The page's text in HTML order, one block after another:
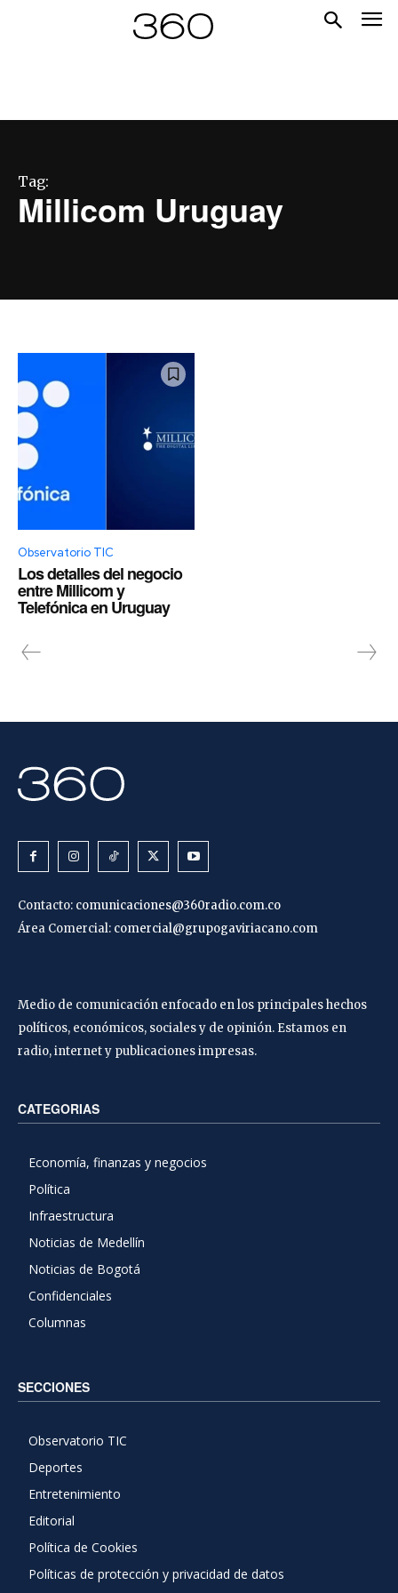
Tag:
Millicom Uruguay
Observatorio TIC
Los detalles del negocio
entre Millicom y
Telefónica en Uruguay
Contacto: comunicaciones@360radio.com.co
Área Comercial: comercial@grupogaviriacano.com
Medio de comunicación enfocado en los principales hechos
políticos, económicos, sociales y de opinión. Estamos en
radio, internet y publicaciones impresas.
CATEGORIAS
Economía, finanzas y negocios
Política
Infraestructura
Noticias de Medellín
Noticias de Bogotá
Confidenciales
Columnas
SECCIONES
Observatorio TIC
Deportes
Entretenimiento
Editorial
Política de Cookies
Políticas de protección y privacidad de datos